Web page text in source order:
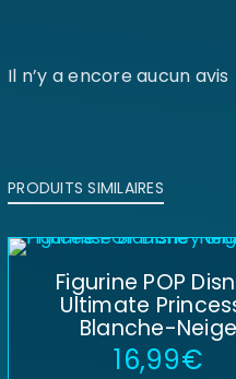
Il n’y a encore aucun avis
PRODUITS SIMILAIRES
Figurine POP
Ultimate
Blanche-Neige
16,99€